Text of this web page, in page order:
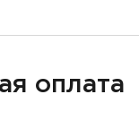
оплата